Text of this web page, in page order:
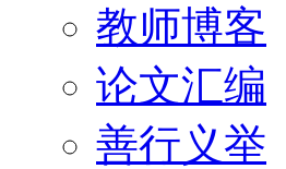
教师博客
论文汇编
善行义举